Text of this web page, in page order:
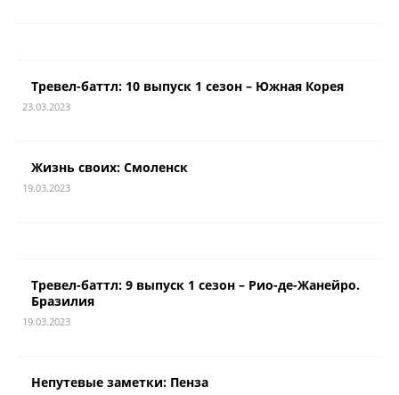
Тревел-баттл: 10 выпуск 1 сезон – Южная Корея
23.03.2023
Жизнь своих: Смоленск
19.03.2023
Тревел-баттл: 9 выпуск 1 сезон – Рио-де-Жанейро.
Бразилия
19.03.2023
Непутевые заметки: Пенза